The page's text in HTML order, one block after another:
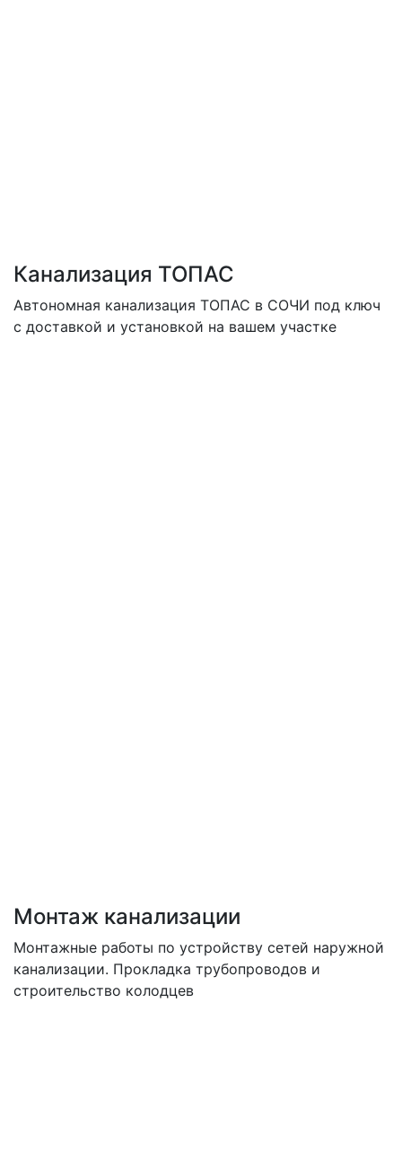
Канализация ТОПАС
Автономная канализация ТОПАС в СОЧИ под ключ
с доставкой и установкой на вашем участке
Монтаж канализации
Монтажные работы по устройству сетей наружной
канализации. Прокладка трубопроводов и
строительство колодцев